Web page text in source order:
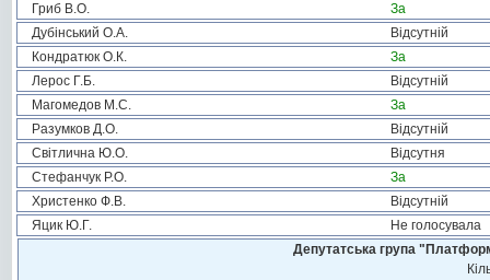
Гриб В.О.
За
Дубінський О.А.
Відсутній
Кондратюк О.К.
За
Лерос Г.Б.
Відсутній
Магомедов М.С.
За
Разумков Д.О.
Відсутній
Світлична Ю.О.
Відсутня
Стефанчук Р.О.
За
Христенко Ф.В.
Відсутній
Яцик Ю.Г.
Не голосувала
Депутатська група